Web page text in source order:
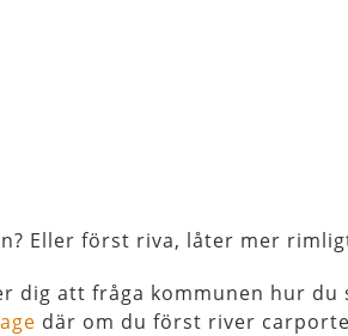
Eller först riva, låter mer
dig att fråga kommunen hur du
där om du först river